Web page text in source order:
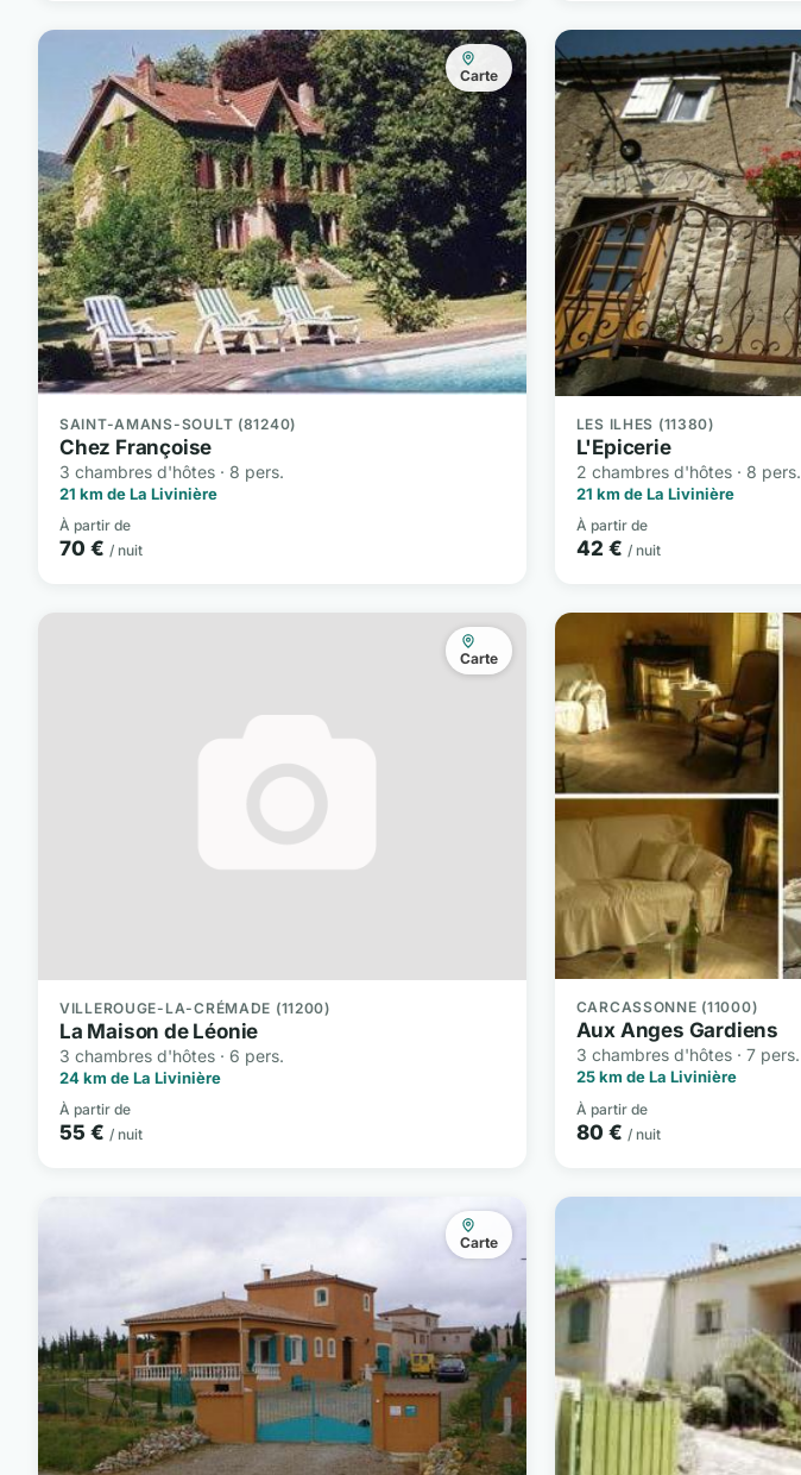
Carte
SAINT-AMANS-SOULT (81240)
Chez Françoise
3 chambres d'hôtes · 8 pers.
21 km de La Livinière
À partir de
70 € / nuit
LES ILHES (11380)
L'Epicerie
2 chambres d'hôtes · 8 pers.
21 km de La Livinière
À partir de
42 € / nuit
Carte
VILLEROUGE-LA-CRÉMADE (11200)
La Maison de Léonie
3 chambres d'hôtes · 6 pers.
24 km de La Livinière
À partir de
55 € / nuit
CARCASSONNE (11000)
Aux Anges Gardiens
3 chambres d'hôtes · 7 pers.
25 km de La Livinière
À partir de
80 € / nuit
Carte